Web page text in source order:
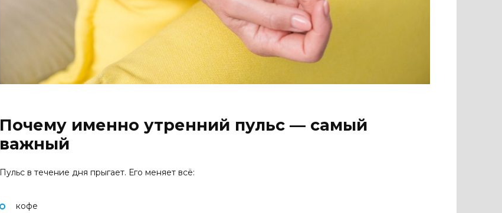
Почему именно утренний пульс — самый
важный
Пульс в течение дня прыгает. Его меняет всё:
кофе